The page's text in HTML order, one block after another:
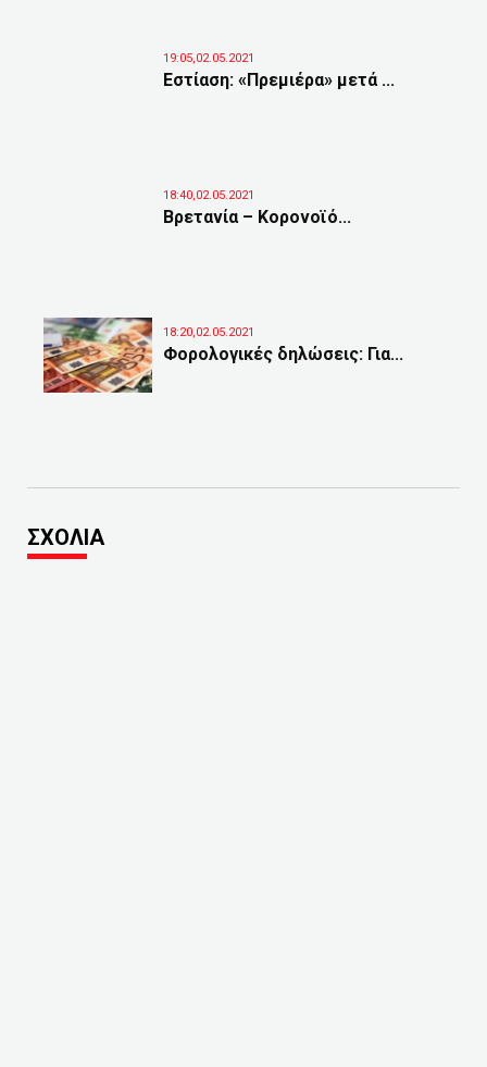
19:05,02.05.2021
Εστίαση: «Πρεμιέρα» μετά ...
18:40,02.05.2021
Βρετανία – Κορονοϊό...
18:20,02.05.2021
Φορολογικές δηλώσεις: Για...
ΣΧΟΛΙΑ